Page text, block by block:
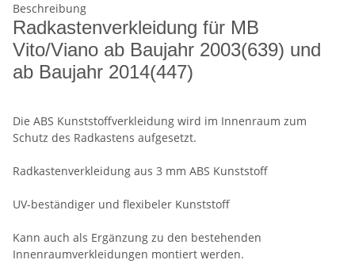
Beschreibung
Radkastenverkleidung für MB
Vito/Viano ab Baujahr 2003(639) und
ab Baujahr 2014(447)
Die ABS Kunststoffverkleidung wird im Innenraum zum
Schutz des Radkastens aufgesetzt.
Radkastenverkleidung aus 3 mm ABS Kunststoff
UV-beständiger und flexibeler Kunststoff
Kann auch als Ergänzung zu den bestehenden
Innenraumverkleidungen montiert werden.